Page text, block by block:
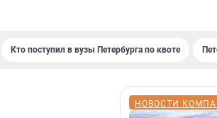
Кто поступил в вузы Петербурга по квоте
НОВОСТИ